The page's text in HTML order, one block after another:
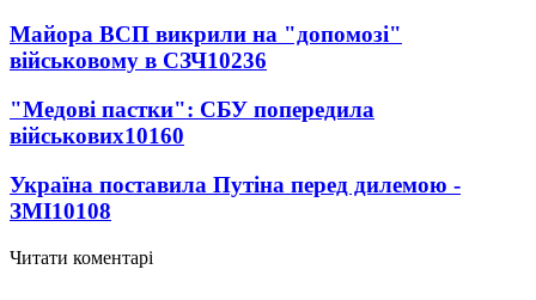
Майора ВСП викрили на "допомозі"
військовому в СЗЧ10236
"Медові пастки": СБУ попередила
військових10160
Україна поставила Путіна перед дилемою -
ЗМІ10108
Читати коментарі